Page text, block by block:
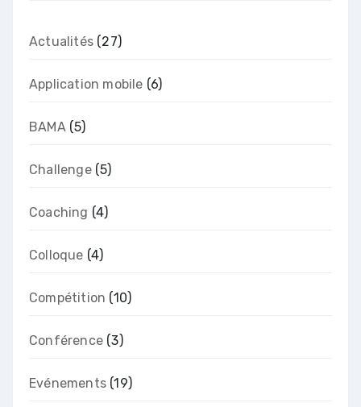
Actualités (27)
Application mobile (6)
BAMA(5)
Challenge(5)
Coaching (4)
Colloque (4)
Compétition (10)
Conférence (3)
Evénements (19)